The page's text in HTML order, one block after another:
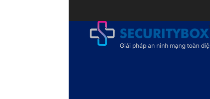
Giải pháp an ninh mạng toàn